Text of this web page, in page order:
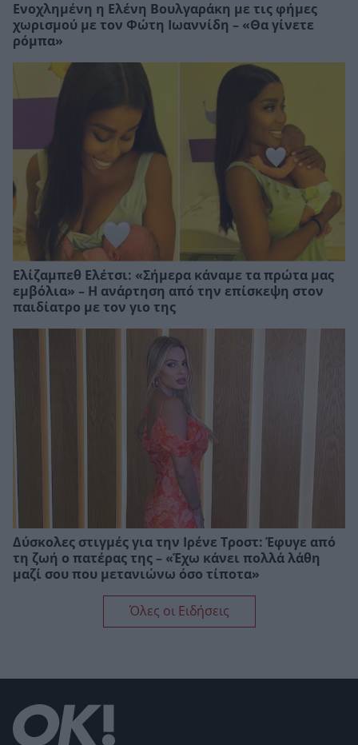
Ενοχλημένη η Ελένη Βουλγαράκη με τις φήμες
χωρισμού με τον Φώτη Ιωαννίδη – «Θα γίνετε
ρόμπα»
Ελίζαμπεθ Ελέτσι: «Σήμερα κάναμε τα πρώτα μας
εμβόλια» – Η ανάρτηση από την επίσκεψη στον
παιδίατρο με τον γιο της
Δύσκολες στιγμές για την Ιρένε Τροστ: Έφυγε από
τη ζωή ο πατέρας της – «Έχω κάνει πολλά λάθη
μαζί σου που μετανιώνω όσο τίποτα»
Όλες οι Ειδήσεις